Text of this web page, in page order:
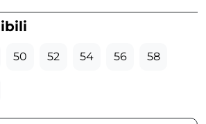
50 52 54 56 58